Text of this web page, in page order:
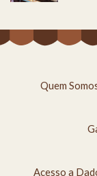
Quem
Acesso a